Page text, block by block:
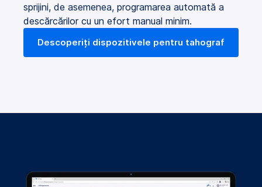
sprijini, de asemenea, programarea automată a
descărcărilor cu un efort manual minim.
Descoperiți dispozitivele pentru tahograf